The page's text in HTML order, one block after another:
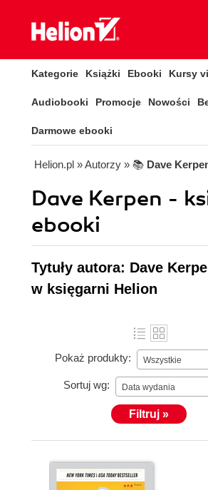
Kategorie Książki Ebooki Kursy
Audiobooki Promocje Nowości
Darmowe ebooki
Helion.pl » Autorzy » 📚 Dave
Dave Kerpen -
ebooki
Tytuły autora: Dave
w księgarni Helion
Pokaż produkty: Wszystkie
Sortuj wg: Data wydania
Filtruj »